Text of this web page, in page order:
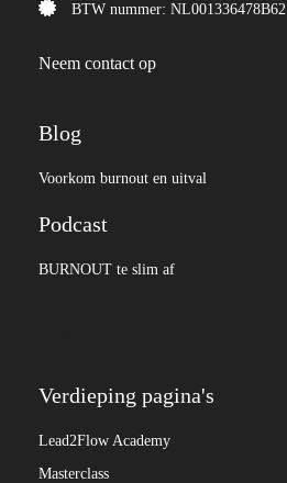
BTW nummer: NL001336478B62
Neem contact op
Blog
Voorkom burnout en uitval
Podcast
BURNOUT te slim af
Verdieping pagina's
Lead2Flow Academy
Masterclass